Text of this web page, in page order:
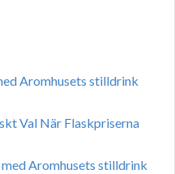
Aromhusets stilldrink
Val När Flaskpriserna
Aromhusets stilldrink